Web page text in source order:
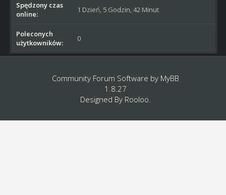
Spędzony czas
online:
1 Dzień, 5 Godzin, 42 Minut
Poleconych
użytkowników:
0
Community Forum Software by MyBB
1.8.27
Designed By Rooloo.